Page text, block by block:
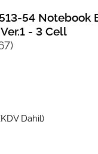
54 Notebook
- 3 Cell
Dahil)